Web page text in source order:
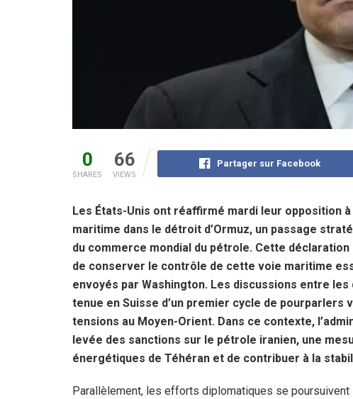
0
SHARES
66
VIEWS
Partager sur Facebook
Les États-Unis ont réaffirmé mardi leur opposition
maritime dans le détroit d’Ormuz, un passage
du commerce mondial du pétrole. Cette
de conserver le contrôle de cette voie maritime
envoyés par Washington. Les discussions entre
tenue en Suisse d’un premier cycle de
tensions au Moyen-Orient. Dans ce contexte,
levée des sanctions sur le pétrole iranien, une
énergétiques de Téhéran et de contribuer à la
Parallèlement, les efforts diplomatiques se